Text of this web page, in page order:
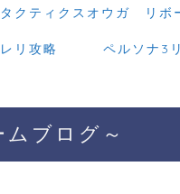
タクティクスオウガ リボ
リ攻略 ペルソナ3
ブログ～